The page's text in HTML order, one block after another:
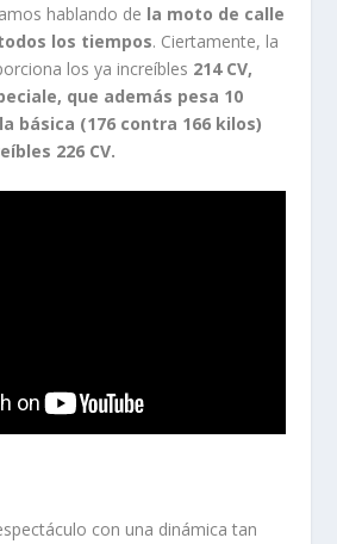
hablando de la moto de calle
los tiempos. Ciertamente, la
los ya increíbles 214 CV,
que además pesa 10
básica (176 contra 166 kilos)
226 CV.
con una dinámica tan